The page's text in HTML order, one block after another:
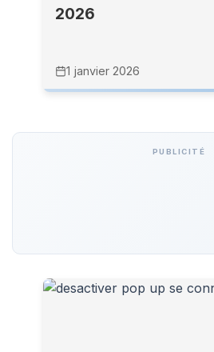
2026
1 janvier 2026
PUBLICITÉ